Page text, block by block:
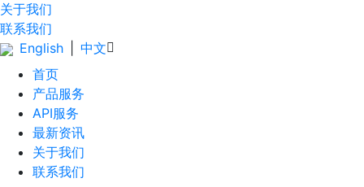
关于我们
联系我们
English
中文
首页
产品服务
API服务
最新资讯
关于我们
联系我们